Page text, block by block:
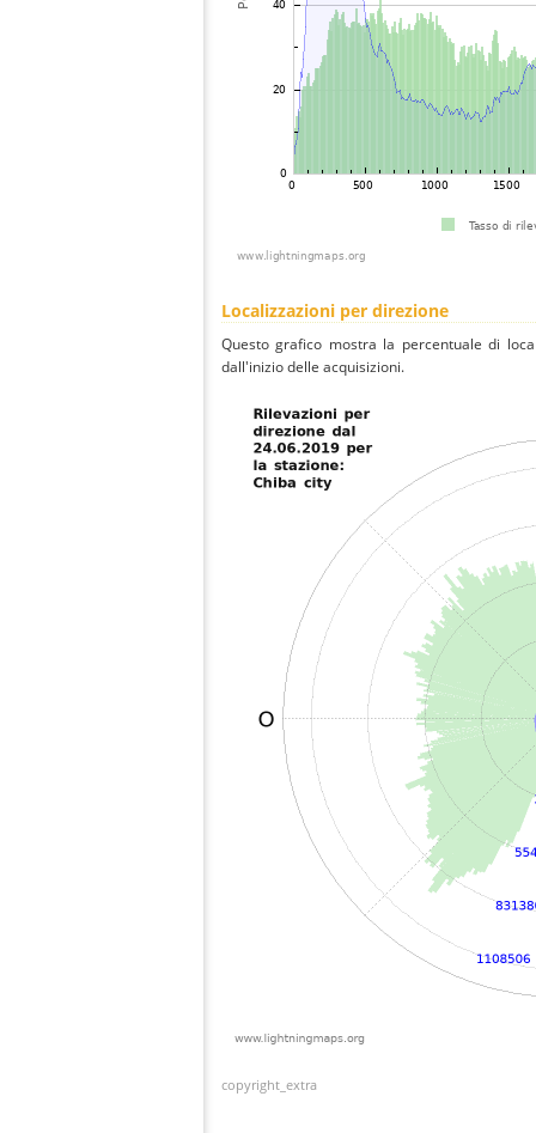
Localizzazioni per direzione
Questo grafico mostra la percentuale di
dall'inizio delle acquisizioni.
copyright_extra